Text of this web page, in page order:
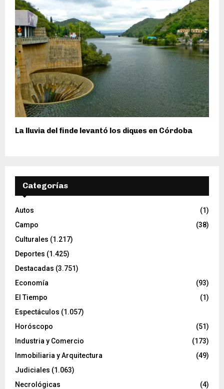
La lluvia del finde levantó los diques en Córdoba
Categorías
Autos
(1)
Campo
(38)
Culturales (1.217)
Deportes (1.425)
Destacadas (3.751)
Economía
(93)
El Tiempo
(1)
Espectáculos (1.057)
Horóscopo
(51)
Industria y Comercio
(173)
Inmobiliaria y Arquitectura
(49)
Judiciales (1.063)
Necrológicas
(4)